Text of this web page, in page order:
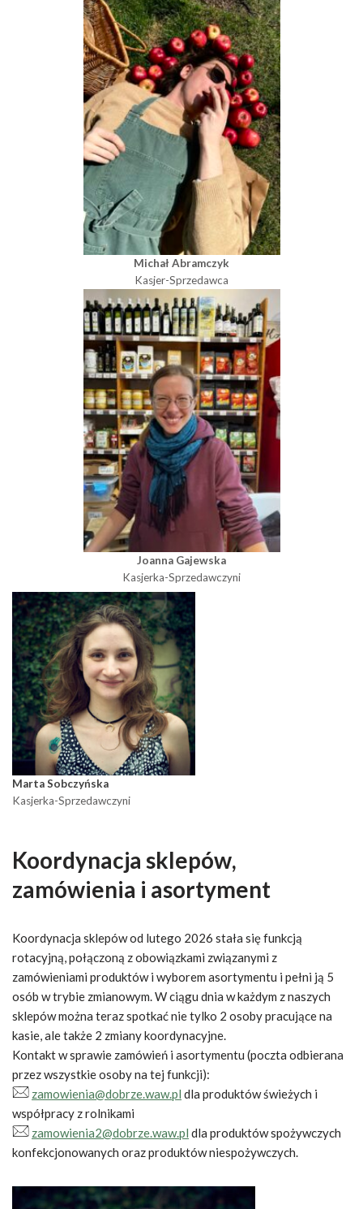
Michał Abramczyk
Kasjer-Sprzedawca
Joanna Gajewska
Kasjerka-Sprzedawczyni
Marta Sobczyńska
Kasjerka-Sprzedawczyni
Koordynacja sklepów,
zamówienia i asortyment
Koordynacja sklepów od lutego 2026 stała się funkcją
rotacyjną, połączoną z obowiązkami związanymi z
zamówieniami produktów i wyborem asortymentu i pełni ją 5
osób w trybie zmianowym. W ciągu dnia w każdym z naszych
sklepów można teraz spotkać nie tylko 2 osoby pracujące na
kasie, ale także 2 zmiany koordynacyjne.
Kontakt w sprawie zamówień i asortymentu (poczta odbierana
przez wszystkie osoby na tej funkcji):
zamowienia@dobrze.waw.pl dla produktów świeżych i
współpracy z rolnikami
zamowienia2@dobrze.waw.pl dla produktów spożywczych
konfekcjonowanych oraz produktów niespożywczych.